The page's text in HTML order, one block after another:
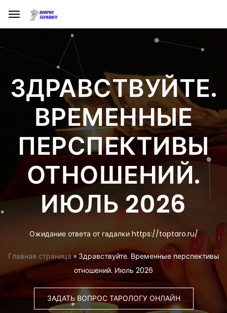
ЗДРАВСТВУЙТЕ.
ВРЕМЕННЫЕ
ПЕРСПЕКТИВЫ
ОТНОШЕНИЙ.
ИЮЛЬ 2026
Ожидание ответа от гадалки https://toptaro.ru/
Главная страница»Здравствуйте. Временные перспективы
отношений. Июль 2026
ЗАДАТЬ ВОПРОС ТАРОЛОГУ ОНЛАЙН